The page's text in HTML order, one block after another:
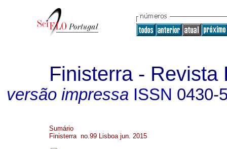
Finisterra - Revista
versão impressa ISSN 0430-
Sumário
Finisterra no.99 Lisboa jun. 2015